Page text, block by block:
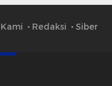
Redaksi Siber